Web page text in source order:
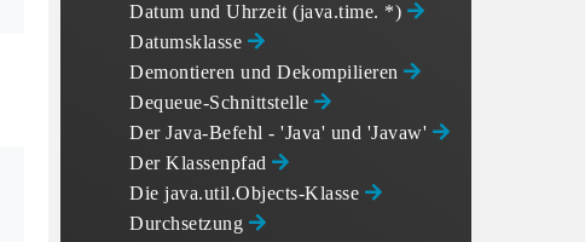
Datum und Uhrzeit (java.time. *)
Datumsklasse
Demontieren und Dekompilieren
Dequeue-Schnittstelle
Der Java-Befehl - 'Java' und 'Javaw'
Der Klassenpfad
Die java.util.Objects-Klasse
Durchsetzung